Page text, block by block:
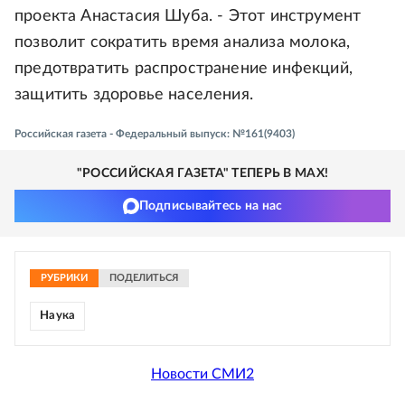
проекта Анастасия Шуба. - Этот инструмент
позволит сократить время анализа молока,
предотвратить распространение инфекций,
защитить здоровье населения.
Российская газета - Федеральный выпуск: №161(9403)
"РОССИЙСКАЯ ГАЗЕТА" ТЕПЕРЬ В MAX!
Подписывайтесь на нас
РУБРИКИ ПОДЕЛИТЬСЯ
Наука
Новости СМИ2